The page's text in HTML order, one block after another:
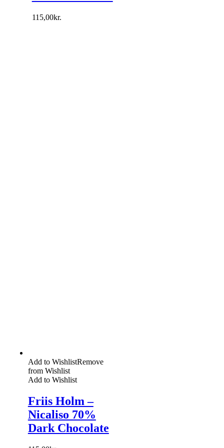
115,00kr.
Add to WishlistRemove
from Wishlist
Add to Wishlist
Friis Holm –
Nicaliso 70%
Dark Chocolate